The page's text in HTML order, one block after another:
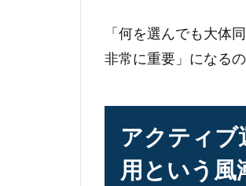
「何を選んでも大体
非常に重要」になる
アクティブ
用という風